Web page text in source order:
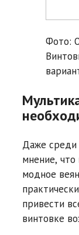
Фото:
Даже среди
мнение, что
модное
привести
винтовке